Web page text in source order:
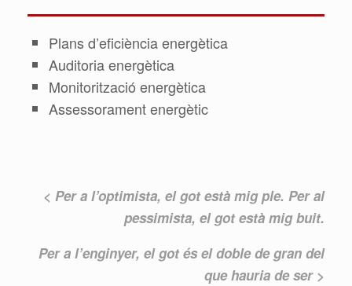
Plans d’eficiència energètica
Auditoria energètica
Monitorització energètica
Assessorament energètic
< Per a l’optimista, el got està mig ple. Per al
pessimista, el got està mig buit.
Per a l’enginyer, el got és el doble de gran del
que hauria de ser >